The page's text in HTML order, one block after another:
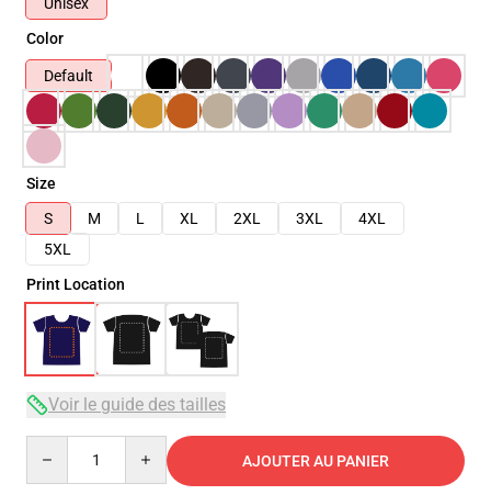
Color
Default
Size
S
M L XL 2XL 3XL
4XL
5XL
Print Location
Voir le guide des tailles
AJOUTER AU PANIER